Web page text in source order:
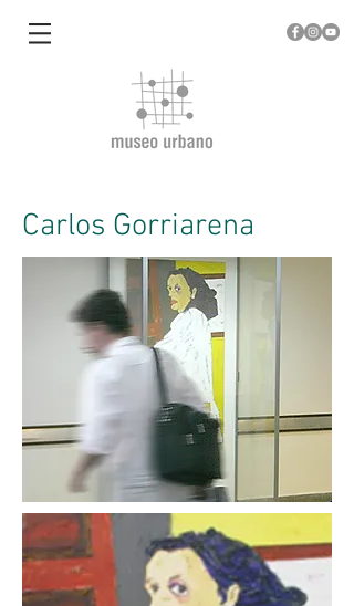
Carlos Gorriarena